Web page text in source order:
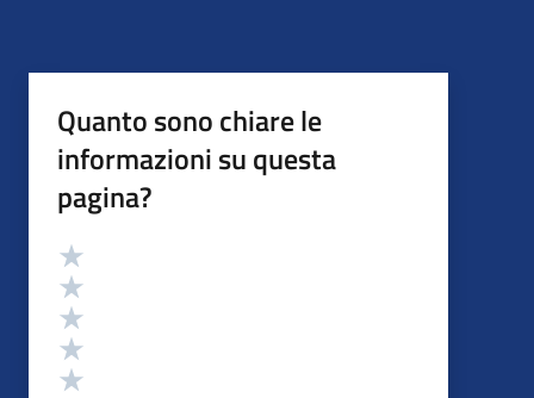
Quanto sono chiare le
informazioni su questa
pagina?
Valutazione